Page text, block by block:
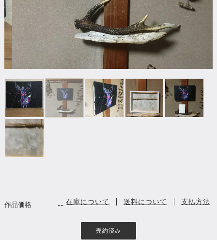
作品価格 --
売約済み
在庫について 送料について 支払方法